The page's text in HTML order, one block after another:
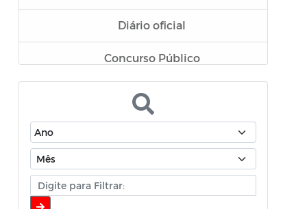
Diário oficial
Concurso Público
Mensário oficial
EDITAL
Projeto de Leis